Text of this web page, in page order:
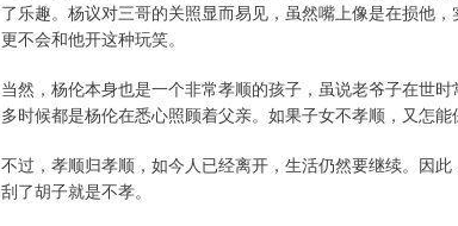
了乐趣。杨议对三哥的关照显而易见，虽然嘴上像是在损他
更不会和他开这种玩笑。
当然，杨伦本身也是一个非常孝顺的孩子，虽说老爷子在世
多时候都是杨伦在悉心照顾着父亲。如果子女不孝顺，又怎能
不过，孝顺归孝顺，如今人已经离开，生活仍然要继续。因
刮了胡子就是不孝。